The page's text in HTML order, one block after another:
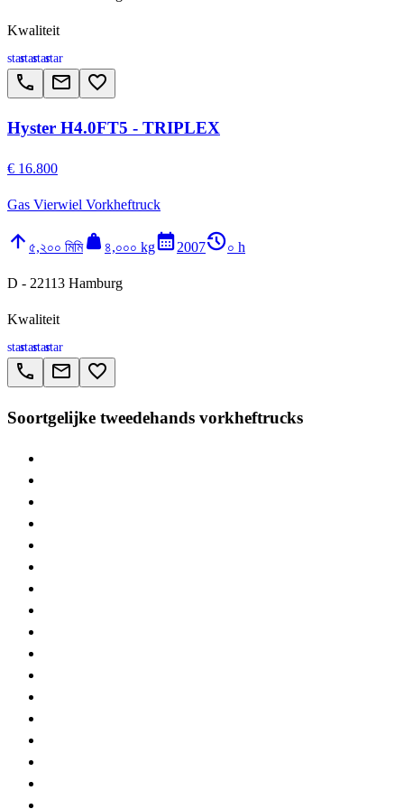
Kwaliteit
starstarstarstar
call email favorite_border
Hyster H4.0FT5 - TRIPLEX
€ 16.800
Gas Vierwiel Vorkheftruck
arrow_upward ৫,২০০ মিমিweight ৪,০০০ kgcalendar_month2007history_2০ h
D - 22113 Hamburg
Kwaliteit
starstarstarstar
call email favorite_border
Soortgelijke tweedehands vorkheftrucks